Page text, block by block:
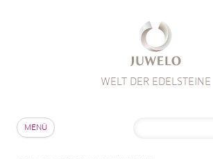
WELT DER EDELSTEINE
MENÜ